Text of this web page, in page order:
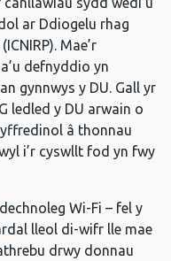
ar Ddiogelu rhag
Mae’r
defnyddio yn
gynnwys y DU. Gall yr
ledled y DU arwain o
â thonnau
i’r cyswllt fod yn fwy
Wi-Fi – fel y
lleol di-wifr lle mae
drwy donnau